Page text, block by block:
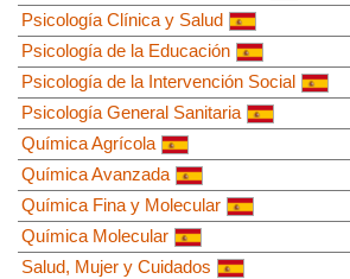
Psicología Clínica y Salud
Psicología de la Educación
Psicología de la Intervención Social
Psicología General Sanitaria
Química Agrícola
Química Avanzada
Química Fina y Molecular
Química Molecular
Salud, Mujer y Cuidados